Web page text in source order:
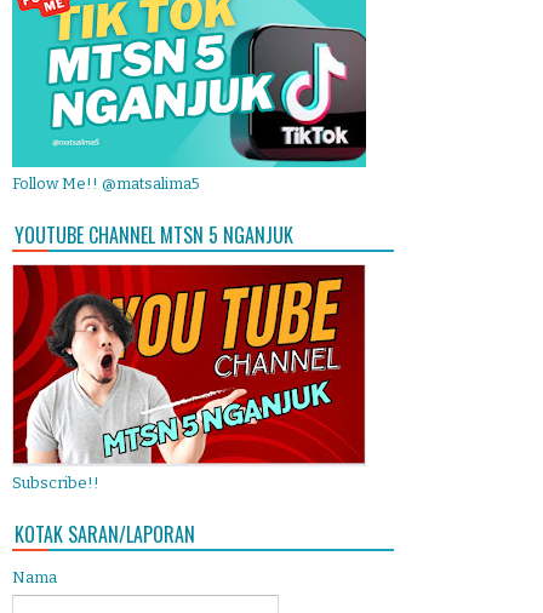
Follow Me!! @matsalima5
YOUTUBE CHANNEL MTSN 5 NGANJUK
Subscribe!!
KOTAK SARAN/LAPORAN
Nama